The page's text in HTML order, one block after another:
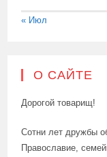
« Июл
О САЙТЕ
Дорогой товарищ!
Сотни лет дружбы
Православие,